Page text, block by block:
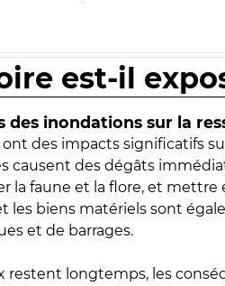
est-il
des inondations sur la
des impacts significatifs
causent des dégâts
la faune et la flore, et mettre
les biens matériels sont
et de barrages.
restent longtemps, les